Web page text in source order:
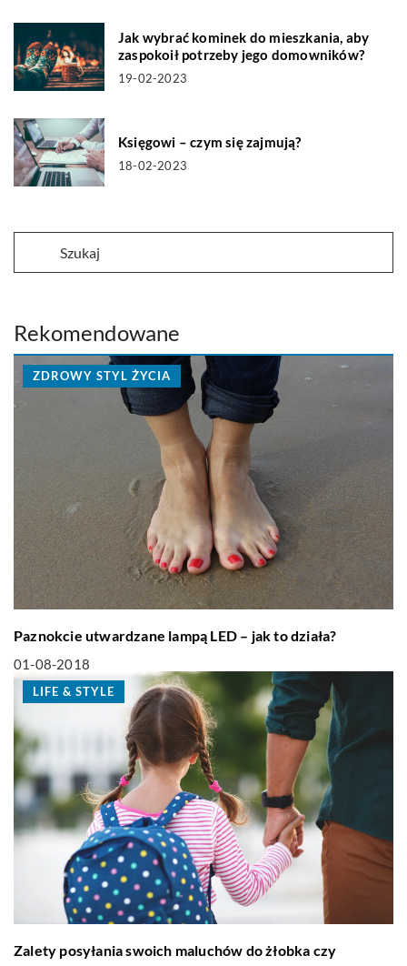
Jak wybrać kominek do mieszkania, aby
zaspokoił potrzeby jego domowników?
19-02-2023
Księgowi – czym się zajmują?
18-02-2023
Rekomendowane
ZDROWY STYL ŻYCIA
Paznokcie utwardzane lampą LED – jak to działa?
01-08-2018
LIFE & STYLE
Zalety posyłania swoich maluchów do żłobka czy